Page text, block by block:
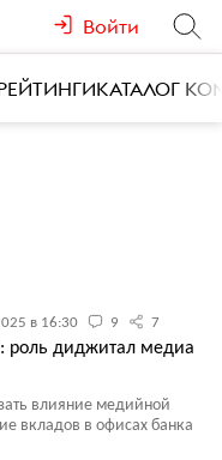
Войти
КАТАЛОГ
в 16:30 9 7
роль диджитал медиа
влияние медийной
вкладов в офисах банка